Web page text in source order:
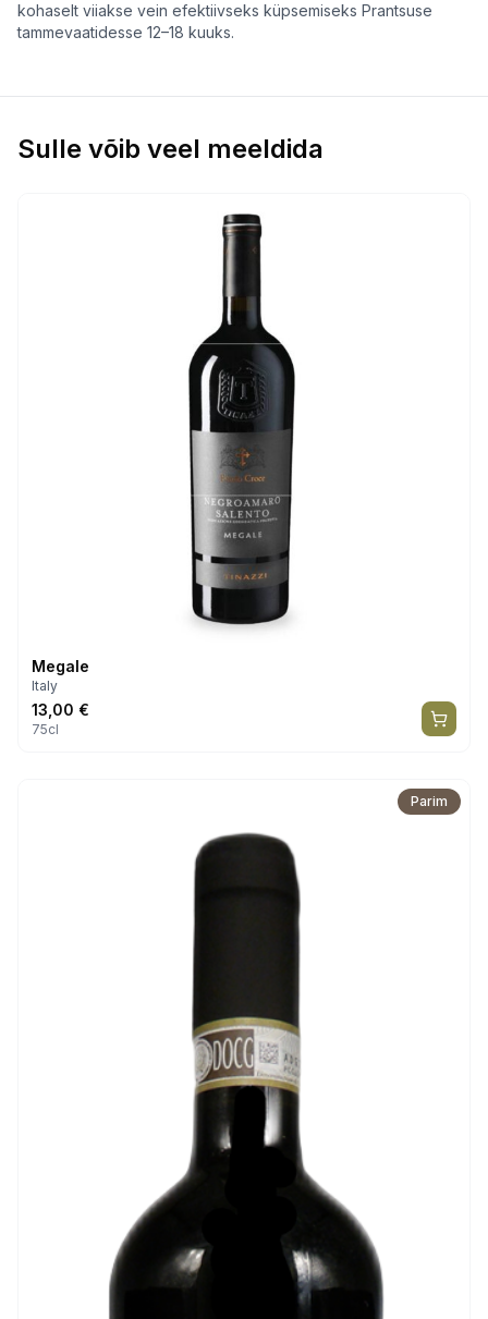
kohaselt viiakse vein efektiivseks küpsemiseks Prantsuse
tammevaatidesse 12–18 kuuks.
Sulle võib veel meeldida
Megale
Italy
13,00 €
75cl
Parim